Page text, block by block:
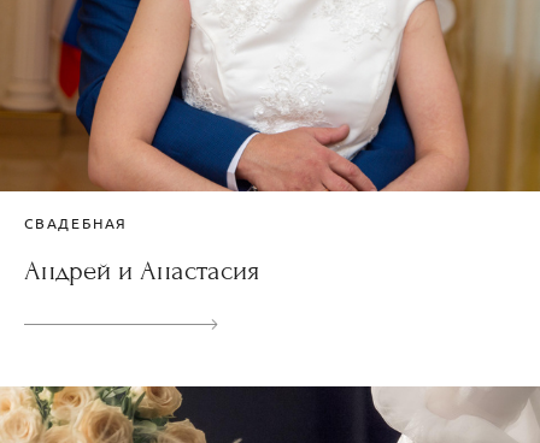
СВАДЕБНАЯ
Андрей и Анастасия